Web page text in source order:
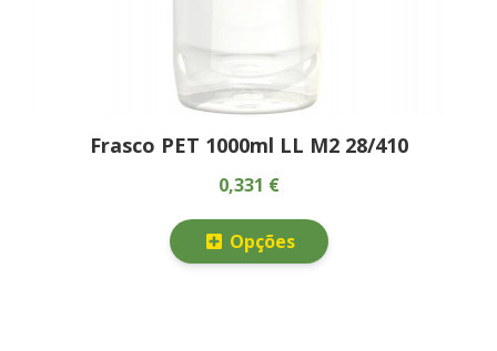
Frasco PET 1000ml LL M2 28/410
0,331 €
Opções